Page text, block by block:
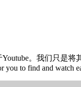
。我们只是将
you to find and watch